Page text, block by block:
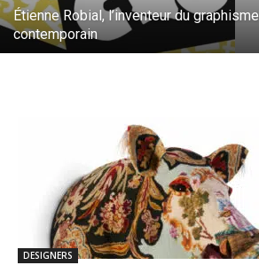
Étienne Robial, l’inventeur du graphisme
contemporain
DESIGNERS